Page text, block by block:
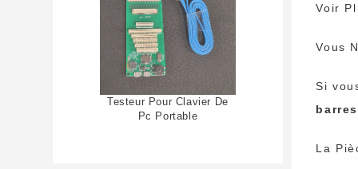
Voir
Vous
Si
La
Testeur Pour Clavier De
Pc Portable